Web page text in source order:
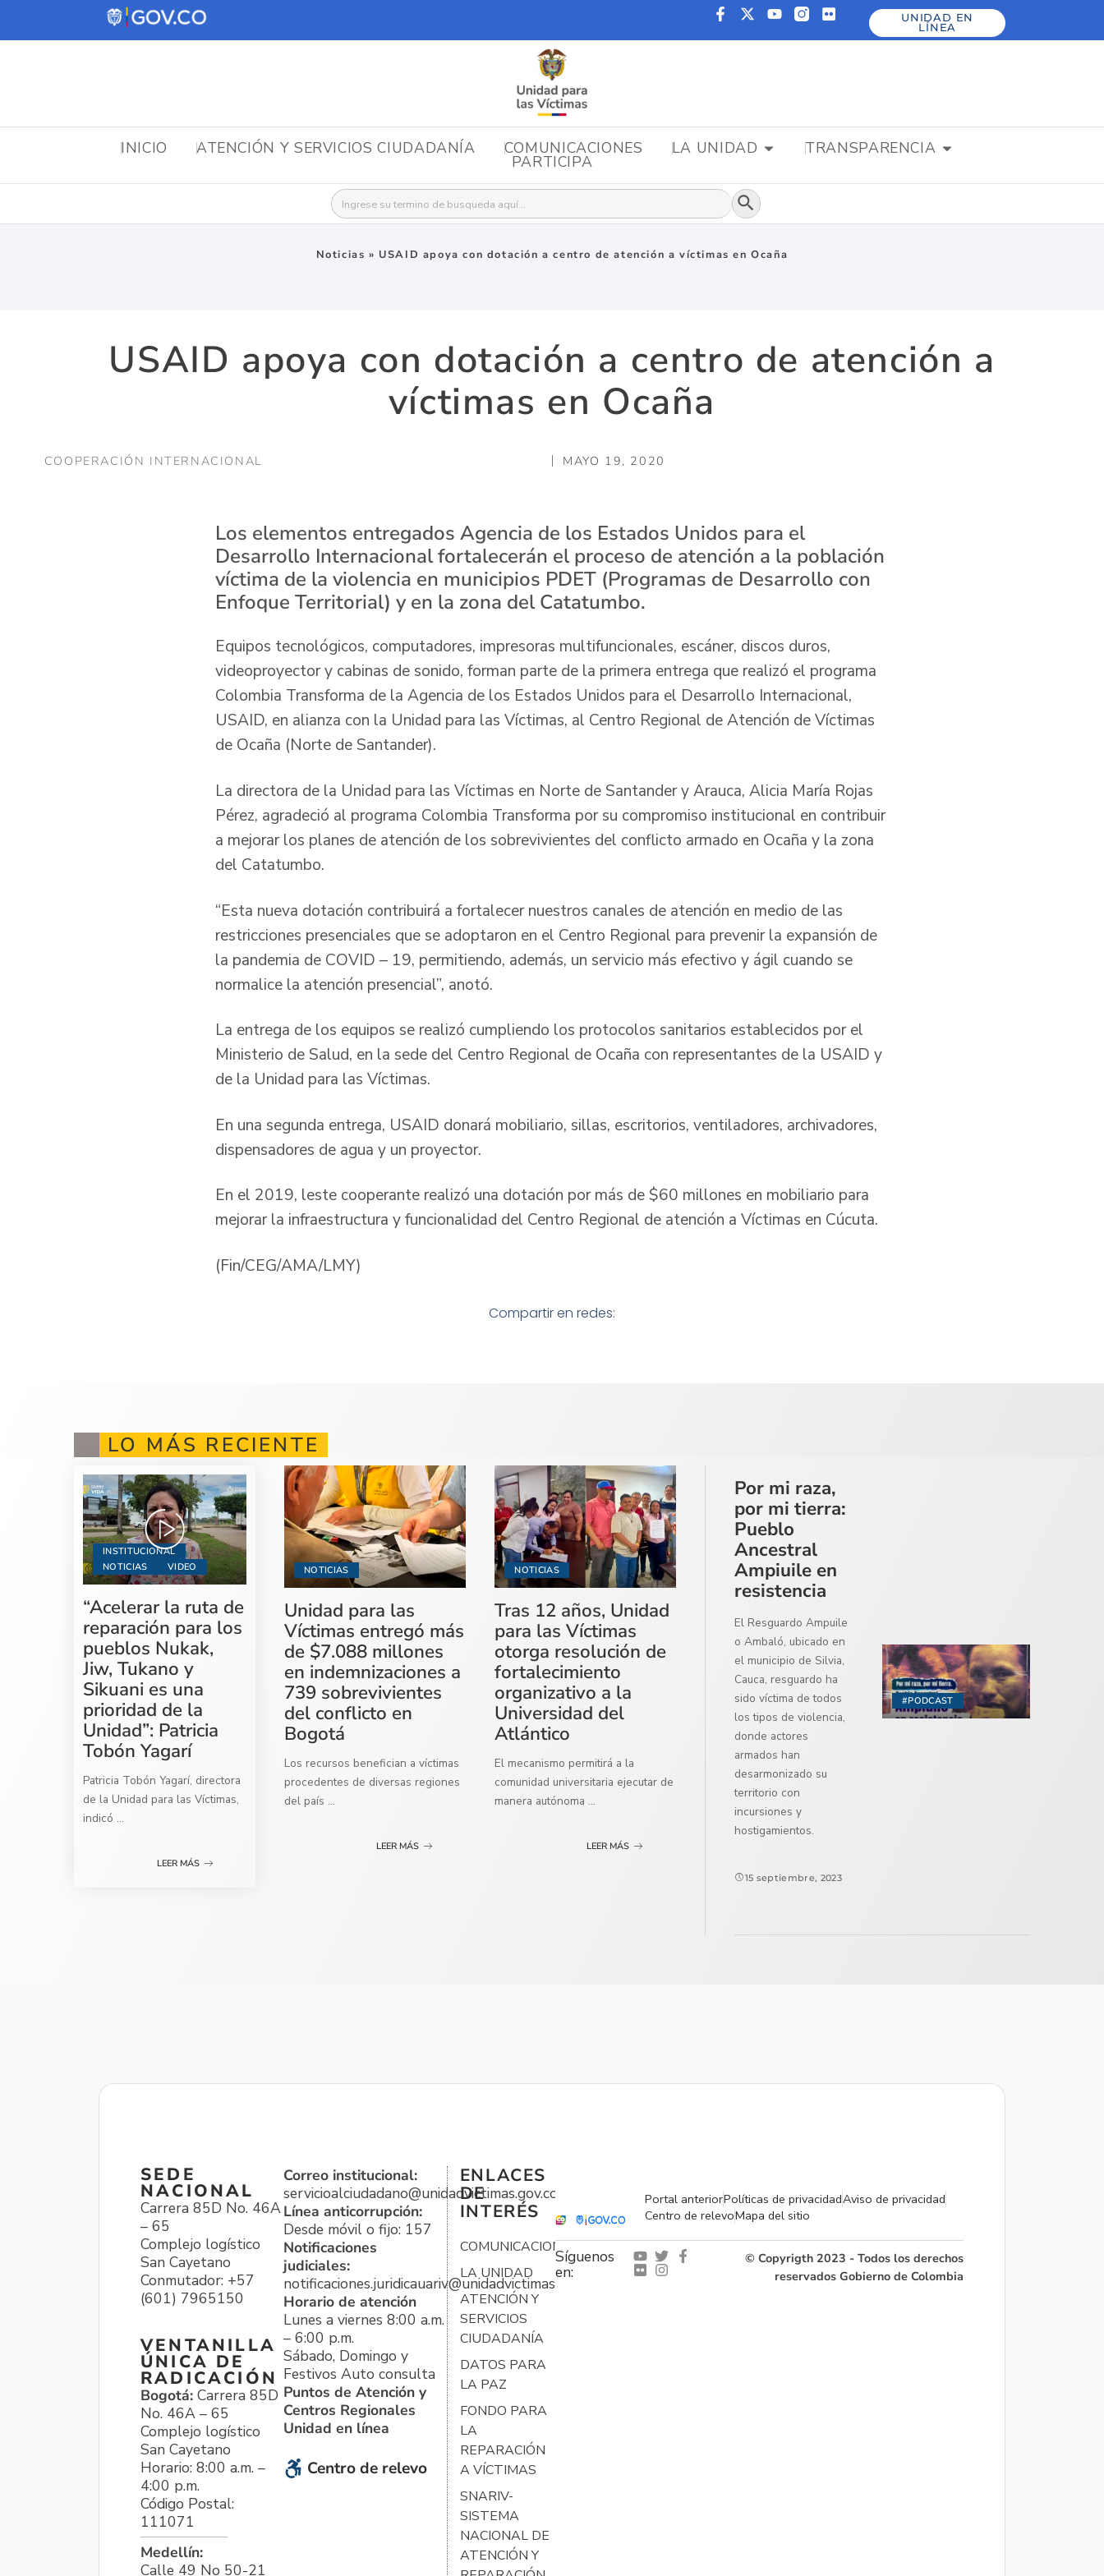
UNIDAD EN
LÍNEA
INICIO ATENCIÓN Y SERVICIOS CIUDADANÍA COMUNICACIONES LA UNIDAD TRANSPARENCIA
PARTICIPA
Buscar: Botón de búsqueda
Noticias » USAID apoya con dotación a centro de atención a víctimas en Ocaña
USAID apoya con dotación a centro de atención a
víctimas en Ocaña
COOPERACIÓN INTERNACIONAL MAYO 19, 2020
Los elementos entregados Agencia de los Estados Unidos para el
Desarrollo Internacional fortalecerán el proceso de atención a la población
víctima de la violencia en municipios PDET (Programas de Desarrollo con
Enfoque Territorial) y en la zona del Catatumbo.
Equipos tecnológicos, computadores, impresoras multifuncionales, escáner, discos duros,
videoproyector y cabinas de sonido, forman parte de la primera entrega que realizó el programa
Colombia Transforma de la Agencia de los Estados Unidos para el Desarrollo Internacional,
USAID, en alianza con la Unidad para las Víctimas, al Centro Regional de Atención de Víctimas
de Ocaña (Norte de Santander).
La directora de la Unidad para las Víctimas en Norte de Santander y Arauca, Alicia María Rojas
Pérez, agradeció al programa Colombia Transforma por su compromiso institucional en contribuir
a mejorar los planes de atención de los sobrevivientes del conflicto armado en Ocaña y la zona
del Catatumbo.
“Esta nueva dotación contribuirá a fortalecer nuestros canales de atención en medio de las
restricciones presenciales que se adoptaron en el Centro Regional para prevenir la expansión de
la pandemia de COVID – 19, permitiendo, además, un servicio más efectivo y ágil cuando se
normalice la atención presencial”, anotó.
La entrega de los equipos se realizó cumpliendo los protocolos sanitarios establecidos por el
Ministerio de Salud, en la sede del Centro Regional de Ocaña con representantes de la USAID y
de la Unidad para las Víctimas.
En una segunda entrega, USAID donará mobiliario, sillas, escritorios, ventiladores, archivadores,
dispensadores de agua y un proyector.
En el 2019, leste cooperante realizó una dotación por más de $60 millones en mobiliario para
mejorar la infraestructura y funcionalidad del Centro Regional de atención a Víctimas en Cúcuta.
(Fin/CEG/AMA/LMY)
Compartir en redes:
LO MÁS RECIENTE
INSTITUCIONAL
NOTICIAS
VIDEO
“Acelerar la ruta de
reparación para los
pueblos Nukak,
Jiw, Tukano y
Sikuani es una
prioridad de la
Unidad”: Patricia
Tobón Yagarí
Patricia Tobón Yagarí, directora
de la Unidad para las Víctimas,
indicó ...
LEER MÁS
NOTICIAS
Unidad para las
Víctimas entregó más
de $7.088 millones
en indemnizaciones a
739 sobrevivientes
del conflicto en
Bogotá
Los recursos benefician a víctimas
procedentes de diversas regiones
del país ...
LEER MÁS
NOTICIAS
Tras 12 años, Unidad
para las Víctimas
otorga resolución de
fortalecimiento
organizativo a la
Universidad del
Atlántico
El mecanismo permitirá a la
comunidad universitaria ejecutar de
manera autónoma ...
LEER MÁS
#PODCAST
Por mi raza,
por mi tierra:
Pueblo
Ancestral
Ampiuile en
resistencia
El Resguardo Ampuile
o Ambaló, ubicado en
el municipio de Silvia,
Cauca, resguardo ha
sido víctima de todos
los tipos de violencia,
donde actores
armados han
desarmonizado su
territorio con
incursiones y
hostigamientos.
15 septiembre, 2023
SEDE
NACIONAL
Carrera 85D No. 46A
– 65
Complejo logístico
San Cayetano
Conmutador: +57
(601) 7965150
VENTANILLA
ÚNICA DE
RADICACIÓN
Bogotá: Carrera 85D
No. 46A – 65
Complejo logístico
San Cayetano
Horario: 8:00 a.m. –
4:00 p.m.
Código Postal:
111071
Medellín:
Calle 49 No 50-21
Correo institucional:
servicioalciudadano@unidadvictimas.gov.co
Línea anticorrupción:
Desde móvil o fijo: 157
Notificaciones
judiciales:
notificaciones.juridicauariv@unidadvictimas.gov.co
Horario de atención
Lunes a viernes 8:00 a.m.
– 6:00 p.m.
Sábado, Domingo y
Festivos Auto consulta
Puntos de Atención y
Centros Regionales
Unidad en línea
Centro de relevo
ENLACES
DE
INTERÉS
COMUNICACIONES
LA UNIDAD
ATENCIÓN Y
SERVICIOS
CIUDADANÍA
DATOS PARA
LA PAZ
FONDO PARA
LA
REPARACIÓN
A VÍCTIMAS
SNARIV-
SISTEMA
NACIONAL DE
ATENCIÓN Y
Portal anteriorPolíticas de privacidadAviso de privacidad
Centro de relevoMapa del sitio
Síguenos
en:
© Copyrigth 2023 - Todos los derechos
reservados Gobierno de Colombia